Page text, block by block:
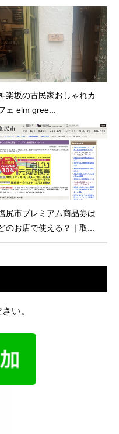
楽坂の古民家おしゃれカ
ェ elm gree...
尻市プレミアム商品券は
のお店で使える？｜取...
い。